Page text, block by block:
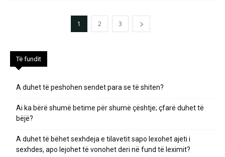
1 2 3
Të fundit
A duhet të peshohen sendet para se të shiten?
Ai ka bërë shumë betime për shumë çështje; çfarë duhet të
bëjë?
A duhet të bëhet sexhdeja e tilavetit sapo lexohet ajeti i
sexhdes, apo lejohet të vonohet deri në fund të leximit?